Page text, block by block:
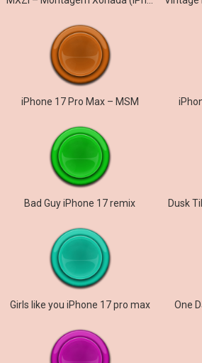
iPhone 17 Pro Max – MSM
Bad Guy iPhone 17 remix Dusk
Girls like you iPhone 17 pro max One